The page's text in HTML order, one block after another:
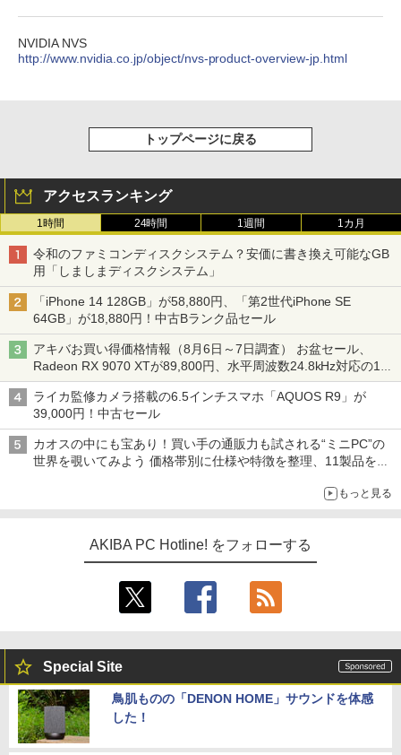
NVIDIA NVS
http://www.nvidia.co.jp/object/nvs-product-overview-jp.html
トップページに戻る
アクセスランキング
1時間 24時間 1週間 1カ月
令和のファミコンディスクシステム？安価に書き換え可能なGB
用「しましまディスクシステム」
「iPhone 14 128GB」が58,880円、「第2世代iPhone SE
64GB」が18,880円！中古Bランク品セール
アキバお買い得価格情報（8月6日～7日調査） お盆セール、
Radeon RX 9070 XTが89,800円、水平周波数24.8kHz対応の17
型モニターが9,801円、暑さ指数連動セール ほか
ライカ監修カメラ搭載の6.5インチスマホ「AQUOS R9」が
39,000円！中古セール
カオスの中にも宝あり！買い手の通販力も試される“ミニPC”の
世界を覗いてみよう 価格帯別に仕様や特徴を整理、11製品をピ
もっと見る
AKIBA PC Hotline! をフォローする
Special Site
鳥肌ものの「DENON HOME」サウンドを体感
した！